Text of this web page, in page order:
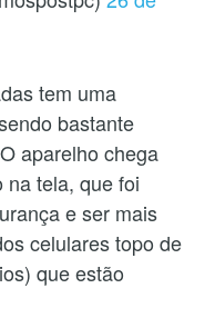
tem uma
bastante
aparelho chega
na tela, que foi
e ser mais
celulares topo de
que estão